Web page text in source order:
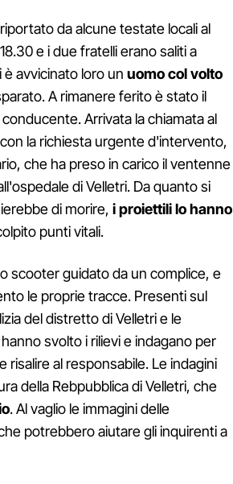
da alcune testate locali al
e i due fratelli erano saliti a
avvicinato loro un uomo col volto
A rimanere ferito è stato il
Arrivata la chiamata al
la richiesta urgente d'intervento,
che ha preso in carico il ventenne
di Velletri. Da quanto si
di morire, i proiettili lo hanno
punti vitali.
scooter guidato da un complice, e
le proprie tracce. Presenti sul
del distretto di Velletri e le
svolto i rilievi e indagano per
risalire al responsabile. Le indagini
della Rebpubblica di Velletri, che
. Al vaglio le immagini delle
potrebbero aiutare gli inquirenti a